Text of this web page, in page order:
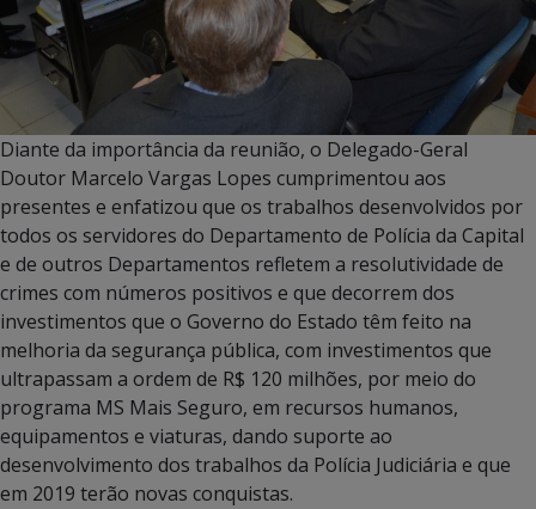
Diante da importância da reunião, o Delegado-Geral
Doutor Marcelo Vargas Lopes cumprimentou aos
presentes e enfatizou que os trabalhos desenvolvidos por
todos os servidores do Departamento de Polícia da Capital
e de outros Departamentos refletem a resolutividade de
crimes com números positivos e que decorrem dos
investimentos que o Governo do Estado têm feito na
melhoria da segurança pública, com investimentos que
ultrapassam a ordem de R$ 120 milhões, por meio do
programa MS Mais Seguro, em recursos humanos,
equipamentos e viaturas, dando suporte ao
desenvolvimento dos trabalhos da Polícia Judiciária e que
em 2019 terão novas conquistas.